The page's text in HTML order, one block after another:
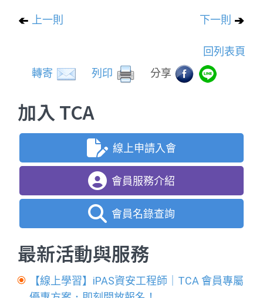
上一則 下一則
回列表頁
轉寄
列印 分享
加入 TCA
線上申請入會
會員服務介紹
會員名錄查詢
最新活動與服務
【線上學習】iPAS資安工程師｜TCA 會員專屬